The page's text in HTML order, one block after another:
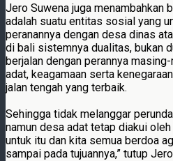
Jero Suwena juga menambahkan
adalah suatu entitas sosial yang
peranannya dengan desa dinas
di bali sistemnya dualitas, bukan
berjalan dengan perannya
adat, keagamaan serta
jalan tengah yang terbaik.
Sehingga tidak melanggar
namun desa adat tetap diakui
untuk itu dan kita semua berdoa
sampai pada tujuannya,” tutup